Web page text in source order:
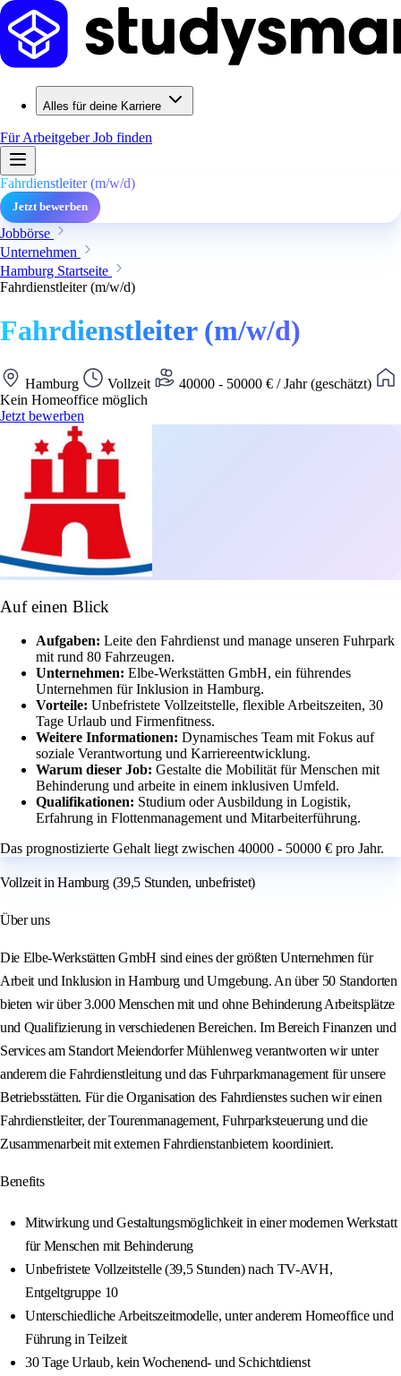
Alles für deine Karriere
Für ArbeitgeberJob finden
Fahrdienstleiter (m/w/d)
Jetzt bewerben
Jobbörse
Unternehmen
Hamburg Startseite
Fahrdienstleiter (m/w/d)
Fahrdienstleiter (m/w/d)
Hamburg Vollzeit
40000 - 50000 € / Jahr (geschätzt)
Kein Homeoffice möglich
Jetzt bewerben
Auf einen Blick
Aufgaben: Leite den Fahrdienst und manage unseren Fuhrpark
mit rund 80 Fahrzeugen.
Unternehmen: Elbe-Werkstätten GmbH, ein führendes
Unternehmen für Inklusion in Hamburg.
Vorteile: Unbefristete Vollzeitstelle, flexible Arbeitszeiten, 30
Tage Urlaub und Firmenfitness.
Weitere Informationen: Dynamisches Team mit Fokus auf
soziale Verantwortung und Karriereentwicklung.
Warum dieser Job: Gestalte die Mobilität für Menschen mit
Behinderung und arbeite in einem inklusiven Umfeld.
Qualifikationen: Studium oder Ausbildung in Logistik,
Erfahrung in Flottenmanagement und Mitarbeiterführung.
Das prognostizierte Gehalt liegt zwischen 40000 - 50000 € pro Jahr.
Vollzeit in Hamburg (39,5 Stunden, unbefristet)
Über uns
Die Elbe-Werkstätten GmbH sind eines der größten Unternehmen für
Arbeit und Inklusion in Hamburg und Umgebung. An über 50 Standorten
bieten wir über 3.000 Menschen mit und ohne Behinderung Arbeitsplätze
und Qualifizierung in verschiedenen Bereichen. Im Bereich Finanzen und
Services am Standort Meiendorfer Mühlenweg verantworten wir unter
anderem die Fahrdienstleitung und das Fuhrparkmanagement für unsere
Betriebsstätten. Für die Organisation des Fahrdienstes suchen wir einen
Fahrdienstleiter, der Tourenmanagement, Fuhrparksteuerung und die
Zusammenarbeit mit externen Fahrdienstanbietern koordiniert.
Benefits
Mitwirkung und Gestaltungsmöglichkeit in einer modernen Werkstatt
für Menschen mit Behinderung
Unbefristete Vollzeitstelle (39,5 Stunden) nach TV-AVH,
Entgeltgruppe 10
Unterschiedliche Arbeitszeitmodelle, unter anderem Homeoffice und
Führung in Teilzeit
30 Tage Urlaub, kein Wochenend- und Schichtdienst